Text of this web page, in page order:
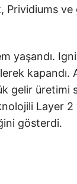
ve
yaşandı.
kapandı.
üretimi
Layer 2
gösterdi.